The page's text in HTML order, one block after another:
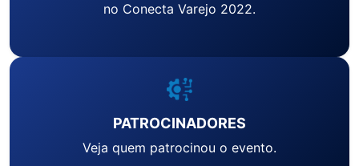
no Conecta Varejo 2022.
PATROCINADORES
Veja quem patrocinou o evento.